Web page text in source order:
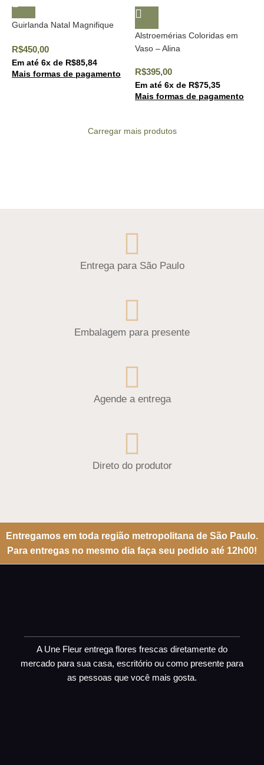
Guirlanda Natal Magnifique
R$450,00
Em até 6x de R$85,84
Mais formas de pagamento
Alstroemérias Coloridas em
Vaso – Alina
R$395,00
Em até 6x de R$75,35
Mais formas de pagamento
Carregar mais produtos
Entrega para São Paulo
Embalagem para presente
Agende a entrega
Direto do produtor
Entregamos em toda região metropolitana de São Paulo.
Para entregas no mesmo dia faça seu pedido até 12h00!
A Une Fleur entrega flores frescas diretamente do
mercado para sua casa, escritório ou como presente para
as pessoas que você mais gosta.